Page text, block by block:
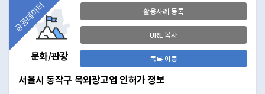
문화/관광
공공데이터 활용사례 등록
URL 복사
목록 이동
서울시 동작구 옥외광고업 인허가 정보